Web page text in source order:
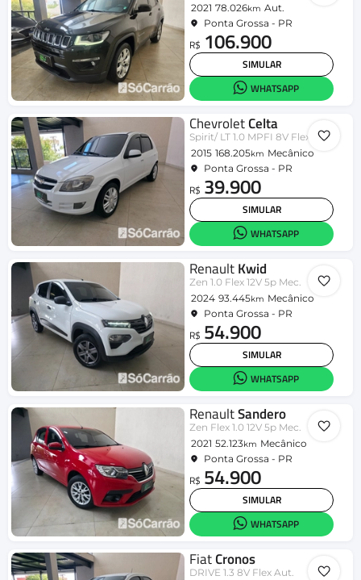
2021 78.026km Aut.
Ponta Grossa - PR
R$ 106.900
SIMULAR
WHATSAPP
ChevroletCelta
Spirit/ LT 1.0 MPFI 8V FlexP. 5p
2015 168.205km Mecânico
Ponta Grossa - PR
R$ 39.900
SIMULAR
WHATSAPP
RenaultKwid
Zen 1.0 Flex 12V 5p Mec.
2024 93.445km Mecânico
Ponta Grossa - PR
R$ 54.900
SIMULAR
WHATSAPP
RenaultSandero
Zen Flex 1.0 12V 5p Mec.
2021 52.123km Mecânico
Ponta Grossa - PR
R$ 54.900
SIMULAR
WHATSAPP
FiatCronos
DRIVE 1.3 8V Flex Aut.